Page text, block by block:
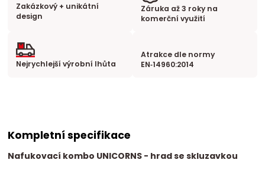
Zakázkový + unikátní
design
Záruka až 3 roky na
komerční využití
Nejrychlejší výrobní lhůta
Atrakce dle normy
EN‑14960:2014
Kompletní specifikace
Nafukovací kombo UNICORNS - hrad se skluzavkou